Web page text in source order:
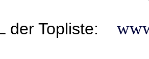
der Topliste: